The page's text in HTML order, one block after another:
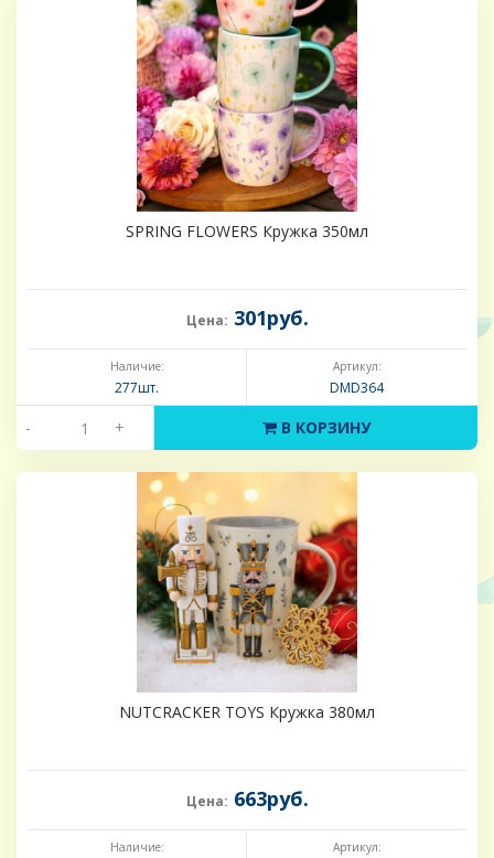
SPRING FLOWERS Кружка 350мл
Цена: 301руб.
Наличие:
277шт.
Артикул:
DMD364
- + В КОРЗИНУ
NUTCRACKER TOYS Кружка 380мл
Цена: 663руб.
Наличие: Артикул: